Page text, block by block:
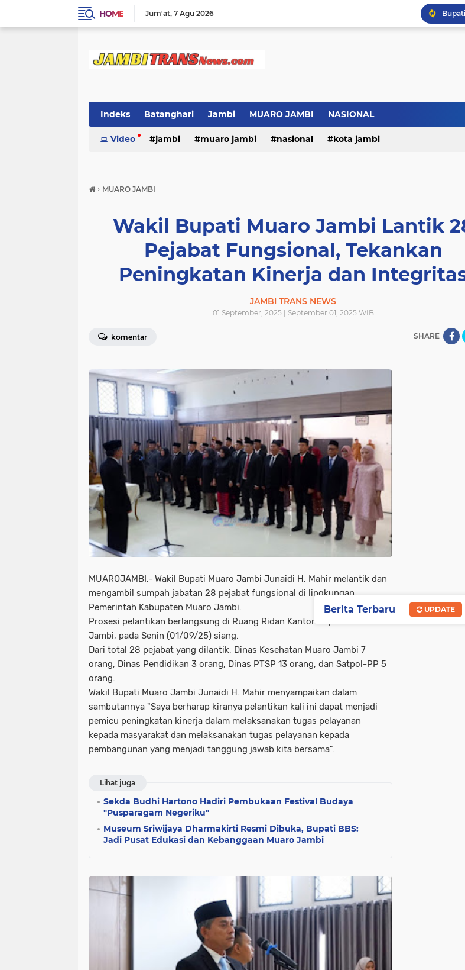
HOME Jum'at 7 Agu 2026
Indeks Batanghari Jambi MUARO JAMBI NASIONAL
Video jambi muaro jambi nasional kota jambi
› MUARO JAMBI
Wakil Bupati Muaro Jambi Lantik
Pejabat Fungsional, Tekankan
Peningkatan Kinerja dan
JAMBI TRANS NEWS
01 September, 2025 | September 01, 2025 WIB
komentar SHARE
MUAROJAMBI,- Wakil Bupati Muaro Jambi Junaidi H. Mahir melantik dan
mengambil sumpah jabatan 28 pejabat fungsional di lingkungan
Pemerintah Kabupaten Muaro Jambi.
Prosesi pelantikan berlangsung di Ruang Ridan Kantor Bupati Muaro
Jambi, pada Senin (01/09/25) siang.
Dari total 28 pejabat yang dilantik, Dinas Kesehatan Muaro Jambi 7
orang, Dinas Pendidikan 3 orang, Dinas PTSP 13 orang, dan Satpol-PP 5
orang.
Wakil Bupati Muaro Jambi Junaidi H. Mahir menyampaikan dalam
sambutannya "Saya berharap kiranya pelantikan kali ini dapat menjadi
pemicu peningkatan kinerja dalam melaksanakan tugas pelayanan
kepada masyarakat dan melaksanakan tugas pelayanan kepada
pembangunan yang menjadi tanggung jawab kita bersama".
Lihat juga
Sekda Budhi Hartono Hadiri Pembukaan Festival Budaya
"Pusparagam Negeriku"
Museum Sriwijaya Dharmakirti Resmi Dibuka, Bupati BBS:
Jadi Pusat Edukasi dan Kebanggaan Muaro Jambi
Berita Terbaru UPDATE